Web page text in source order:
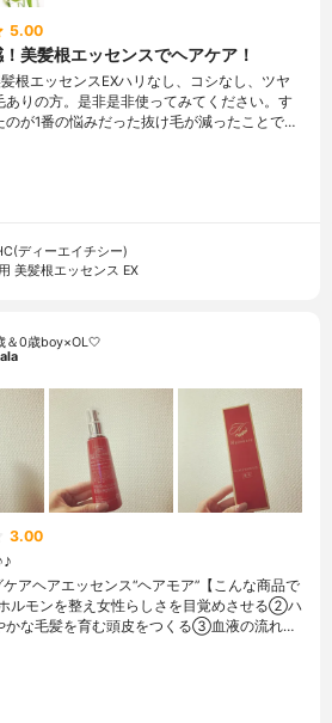
5.00
美髪根エッセンスでヘアケア！
根エッセンスEXハリなし、コシなし、ツヤ
ありの方。是非是非使ってみてください。す
のが1番の悩みだった抜け毛が減ったことで…
ディーエイチシー)
美髪根エッセンス EX
＆0歳boy×OL🤍
3.00
アヘアエッセンス“ヘアモア”【こんな商品で
ルモンを整え女性らしさを目覚めさせる②ハ
かな毛髪を育む頭皮をつくる③血液の流れ…